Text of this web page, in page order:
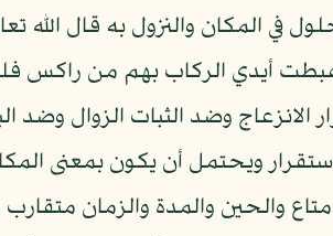
في المكان والنزول به قال الله
أيدي الركاب بهم من راكس
الانزعاج وضد الثبات الزوال
ويحتمل أن يكون بمعنى
والحين والمدة والزمان